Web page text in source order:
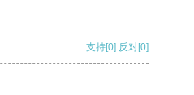
支持[0] 反对[0]